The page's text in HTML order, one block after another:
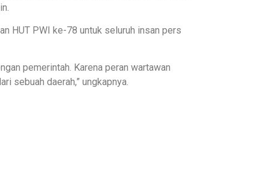
HUT PWI ke-78 untuk seluruh insan pers
pemerintah. Karena peran wartawan
sebuah daerah,” ungkapnya.